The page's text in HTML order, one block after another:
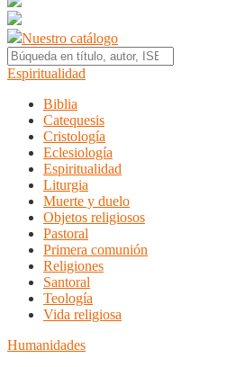
Nuestro catálogo
Espiritualidad
Biblia
Catequesis
Cristología
Eclesiología
Espiritualidad
Liturgia
Muerte y duelo
Objetos religiosos
Pastoral
Primera comunión
Religiones
Santoral
Teología
Vida religiosa
Humanidades